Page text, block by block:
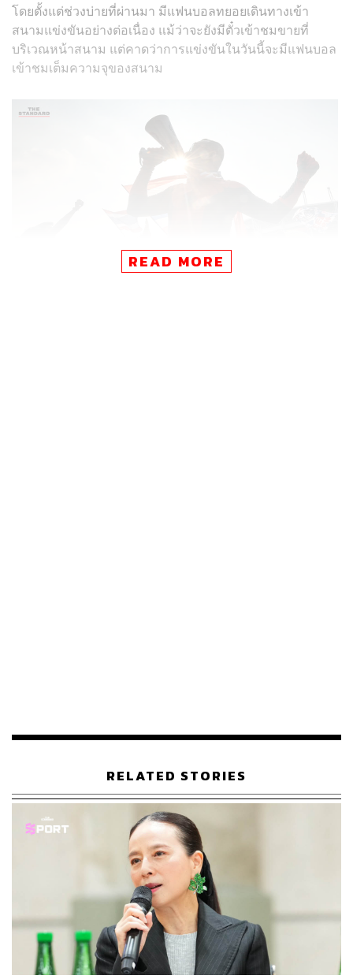
โดยตั้งแต่ช่วงบ่ายที่ผ่านมา มีแฟนบอลทยอยเดินทางเข้า
สนามแข่งขันอย่างต่อเนื่อง แม้ว่าจะยังมีตั๋วเข้าชมขายที่
บริเวณหน้าสนาม แต่คาดว่าการแข่งขันในวันนี้จะมีแฟนบอล
เข้าชมเต็มความจุของสนาม
READ MORE
RELATED STORIES